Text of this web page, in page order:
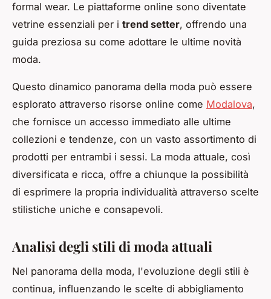
formal wear. Le piattaforme online sono diventate
vetrine essenziali per i trend setter, offrendo una
guida preziosa su come adottare le ultime novità
moda.
Questo dinamico panorama della moda può essere
esplorato attraverso risorse online come Modalova,
che fornisce un accesso immediato alle ultime
collezioni e tendenze, con un vasto assortimento di
prodotti per entrambi i sessi. La moda attuale, così
diversificata e ricca, offre a chiunque la possibilità
di esprimere la propria individualità attraverso scelte
stilistiche uniche e consapevoli.
Analisi degli stili di moda attuali
Nel panorama della moda, l'evoluzione degli stili è
continua, influenzando le scelte di abbigliamento